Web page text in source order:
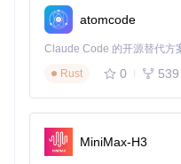
│   └── 存在硬件问题 → 先
└── 数据重要性
⚠️关键提示：升级前请确
完成完整备份，避免数据丢
技术解析：
atomcode
Rust
0 539
MiniMax-H3